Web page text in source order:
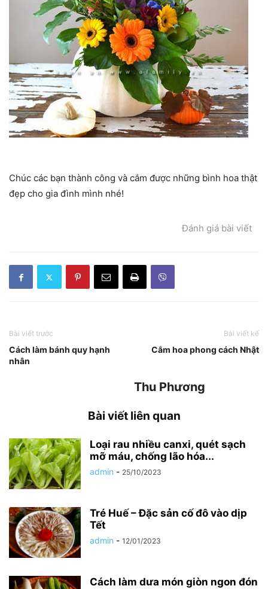
Chúc các bạn thành công và cắm được những bình hoa thật
đẹp cho gia đình mình nhé!
Đánh giá bài viết
Bài viết trước
Cách làm bánh quy hạnh
nhân
Bài viết kế
Cắm hoa phong cách Nhật
Thu Phương
Bài viết liên quan
Loại rau nhiều canxi, quét sạch
mỡ máu, chống lão hóa...
admin - 25/10/2023
Tré Huế – Đặc sản cố đô vào dịp
Tết
admin - 12/01/2023
Cách làm dưa món giòn ngon đón